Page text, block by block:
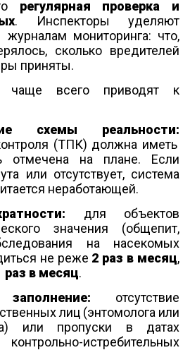
регулярная проверка и
. Инспекторы уделяют
мониторинга: что,
сколько вредителей
приняты.
чаще всего приводят к
схемы реальности:
(ТПК) должна иметь
на плане. Если
или отсутствует, система
неработающей.
для объектов
значения (общепит,
на насекомых
не реже 2 раз в месяц,
раз в месяц.
отсутствие
лиц (энтомолога или
или пропуски в датах
истребительных